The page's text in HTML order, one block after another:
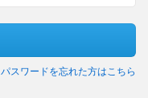
パスワードを忘れた方はこちら